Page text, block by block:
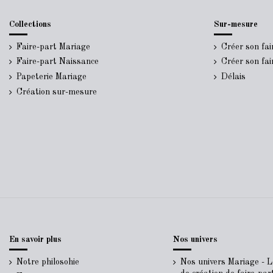
Collections
Faire-part Mariage
Faire-part Naissance
Papeterie Mariage
Création sur-mesure
Sur-mesure
Créer son
Créer son
Délais
En savoir plus
Notre philosohie
Nos univers
Nos univers Mariage -